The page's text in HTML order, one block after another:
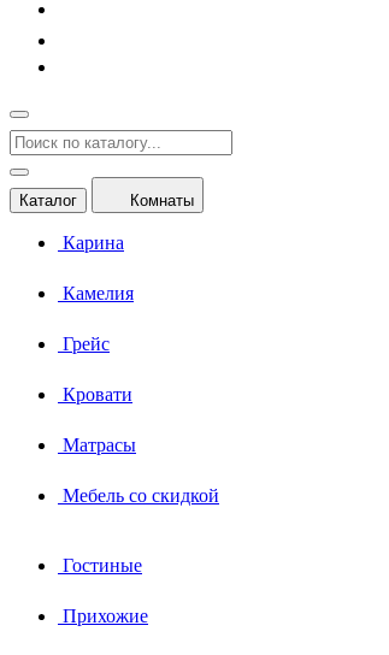
Каталог Комнаты
Карина
Камелия
Грейс
Кровати
Матрасы
Мебель со скидкой
Гостиные
Прихожие